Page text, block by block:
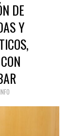
DE
Y